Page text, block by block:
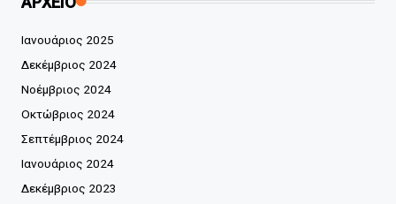
Ιανουάριος 2025
Δεκέμβριος 2024
Νοέμβριος 2024
Οκτώβριος 2024
Σεπτέμβριος 2024
Ιανουάριος 2024
Δεκέμβριος 2023